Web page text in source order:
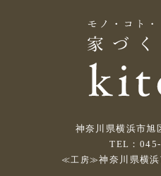
神奈川県横浜市旭
TEL：
≪工房≫神奈川県横